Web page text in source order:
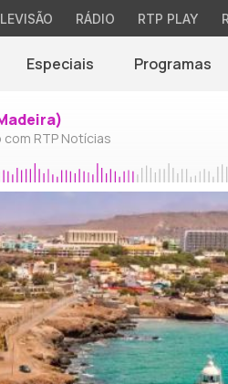
RÁDIO RTP PLAY
Especiais Programas
RTP Notícias